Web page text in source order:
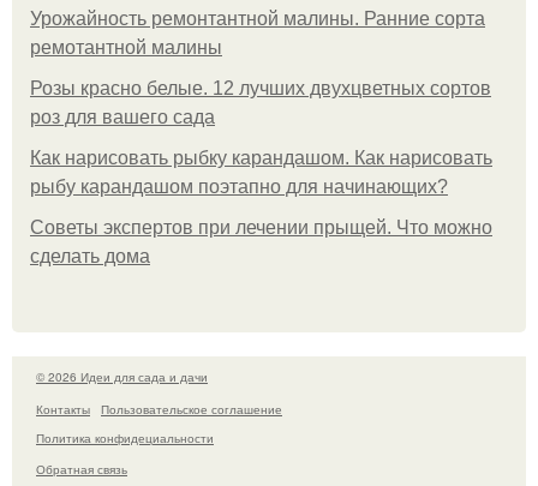
Урожайность ремонтантной малины. Ранние сорта
ремотантной малины
Розы красно белые. 12 лучших двухцветных сортов
роз для вашего сада
Как нарисовать рыбку карандашом. Как нарисовать
рыбу карандашом поэтапно для начинающих?
Советы экспертов при лечении прыщей. Что можно
сделать дома
© 2026 Идеи для сада и дачи
Контакты
Пользовательское соглашение
Политика конфидециальности
Обратная связь